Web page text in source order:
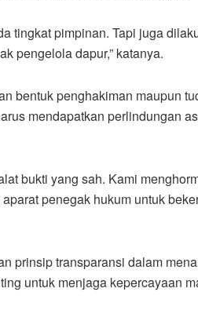
tingkat pimpinan. Tapi juga
pengelola dapur,” katanya.
bentuk penghakiman maupun
mendapatkan perlindungan
bukti yang sah. Kami
penegak hukum untuk
prinsip transparansi dalam
untuk menjaga kepercayaan